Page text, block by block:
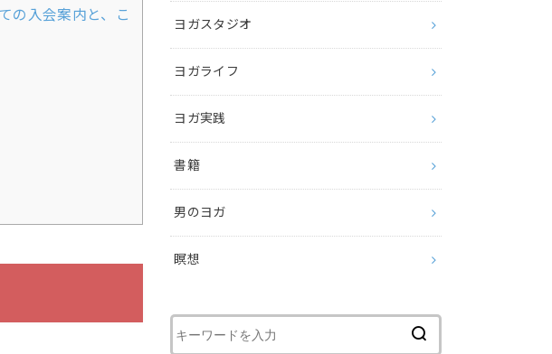
の入会案内と、こ
ヨガスタジオ
ヨガライフ
ヨガ実践
書籍
男のヨガ
瞑想